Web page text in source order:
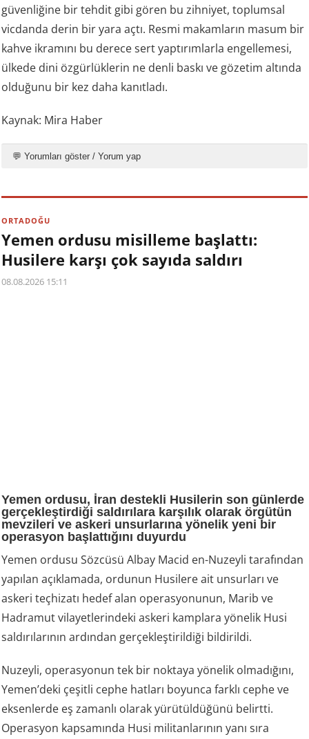
güvenliğine bir tehdit gibi gören bu zihniyet, toplumsal
vicdanda derin bir yara açtı. Resmi makamların masum bir
kahve ikramını bu derece sert yaptırımlarla engellemesi,
ülkede dini özgürlüklerin ne denli baskı ve gözetim altında
olduğunu bir kez daha kanıtladı.
Kaynak: Mira Haber
💬 Yorumları göster / Yorum yap
ORTADOĞU
Yemen ordusu misilleme başlattı:
Husilere karşı çok sayıda saldırı
08.08.2026 15:11
Yemen ordusu, İran destekli Husilerin son günlerde
gerçekleştirdiği saldırılara karşılık olarak örgütün
mevzileri ve askeri unsurlarına yönelik yeni bir
operasyon başlattığını duyurdu
Yemen ordusu Sözcüsü Albay Macid en-Nuzeyli tarafından
yapılan açıklamada, ordunun Husilere ait unsurları ve
askeri teçhizatı hedef alan operasyonunun, Marib ve
Hadramut vilayetlerindeki askeri kamplara yönelik Husi
saldırılarının ardından gerçekleştirildiği bildirildi.
Nuzeyli, operasyonun tek bir noktaya yönelik olmadığını,
Yemen’deki çeşitli cephe hatları boyunca farklı cephe ve
eksenlerde eş zamanlı olarak yürütüldüğünü belirtti.
Operasyon kapsamında Husi militanlarının yanı sıra